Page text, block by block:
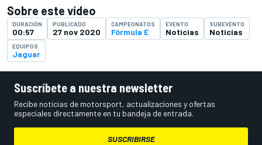
Sobre este vídeo
DURACIÓN
00:57
PUBLICADO
27 nov 2020
CAMPEONATOS
Fórmula E
EVENTO
Noticias
SUBEVENTO
Noticias
EQUIPOS
Jaguar
Suscríbete a nuestra newsletter
Recibe noticias de motorsport, actualizaciones y ofertas
especiales directamente en tu bandeja de entrada.
SUSCRIBIRSE